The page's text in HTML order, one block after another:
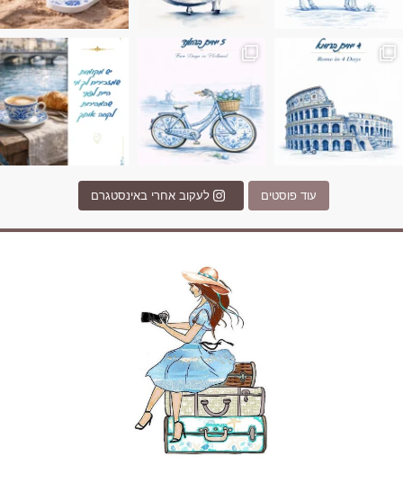
Instagram post
Instagram post 17994326828955248
עוד פוסטים לעקוב אחרי באינסטגרם